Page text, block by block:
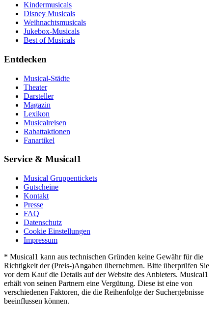
Kindermusicals
Disney Musicals
Weihnachtsmusicals
Jukebox-Musicals
Best of Musicals
Entdecken
Musical-Städte
Theater
Darsteller
Magazin
Lexikon
Musicalreisen
Rabattaktionen
Fanartikel
Service & Musical1
Musical Gruppentickets
Gutscheine
Kontakt
Presse
FAQ
Datenschutz
Cookie Einstellungen
Impressum
* Musical1 kann aus technischen Gründen keine Gewähr für die
Richtigkeit der (Preis-)Angaben übernehmen. Bitte überprüfen Sie
vor dem Kauf die Details auf der Website des Anbieters. Musical1
erhält von seinen Partnern eine Vergütung. Diese ist eine von
verschiedenen Faktoren, die die Reihenfolge der Suchergebnisse
beeinflussen können.